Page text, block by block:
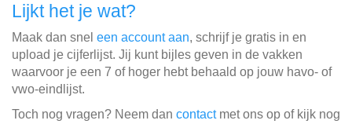
Lijkt het je wat?
Maak dan snel een account aan, schrijf je gratis in en
upload je cijferlijst. Jij kunt bijles geven in de vakken
waarvoor je een 7 of hoger hebt behaald op jouw havo- of
vwo-eindlijst.
Toch nog vragen? Neem dan contactmet ons op of kijk nog